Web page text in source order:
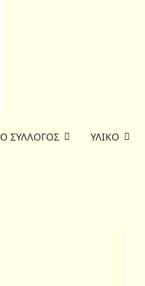
Ο ΣΥΛΛΟΓΟΣ ΥΛΙΚΟ